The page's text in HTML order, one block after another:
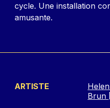
cycle. Une installation
amusante.
ARTISTE
Brun